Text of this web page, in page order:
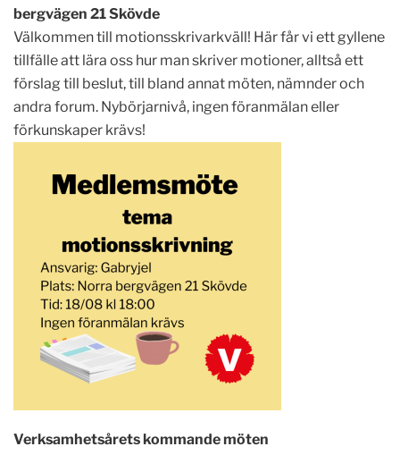
bergvägen 21 Skövde
Välkommen till motionsskrivarkväll! Här får vi ett gyllene
tillfälle att lära oss hur man skriver motioner, alltså ett
förslag till beslut, till bland annat möten, nämnder och
andra forum. Nybörjarnivå, ingen föranmälan eller
förkunskaper krävs!
Verksamhetsårets kommande möten